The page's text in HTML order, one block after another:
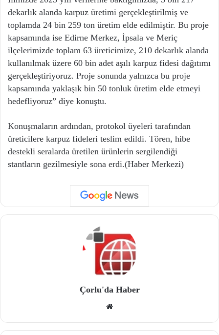
dekarlık alanda karpuz üretimi gerçekleştirilmiş ve
toplamda 24 bin 259 ton üretim elde edilmiştir. Bu proje
kapsamında ise Edirne Merkez, İpsala ve Meriç
ilçelerimizde toplam 63 üreticimize, 210 dekarlık alanda
kullanılmak üzere 60 bin adet aşılı karpuz fidesi dağıtımı
gerçekleştiriyoruz. Proje sonunda yalnızca bu proje
kapsamında yaklaşık bin 50 tonluk üretim elde etmeyi
hedefliyoruz” diye konuştu.
Konuşmaların ardından, protokol üyeleri tarafından
üreticilere karpuz fideleri teslim edildi. Tören, hibe
destekli seralarda üretilen ürünlerin sergilendiği
stantların gezilmesiyle sona erdi.(Haber Merkezi)
Çorlu'da Haber
site